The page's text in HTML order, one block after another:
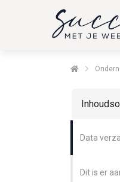
Data
Dit is er